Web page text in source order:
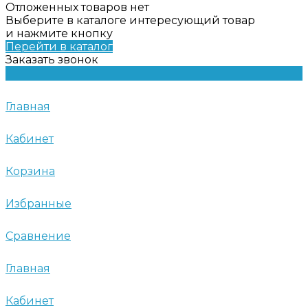
Отложенных товаров нет
Выберите в каталоге интересующий товар
и нажмите кнопку
Перейти в каталог
Заказать звонок
Главная
Кабинет
Корзина
Избранные
Сравнение
Главная
Кабинет